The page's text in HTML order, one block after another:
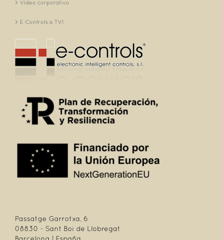
Vídeo corporativo
E-Controls a TV1
Passatge Garrotxa, 6
08830 - Sant Boi de Llobregat